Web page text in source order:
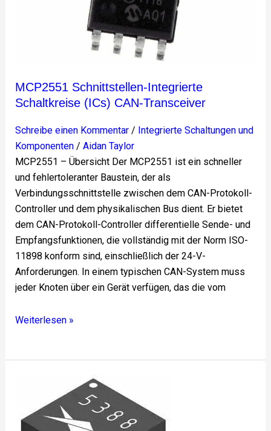
MCP2551 Schnittstellen-Integrierte
Schaltkreise (ICs) CAN-Transceiver
Schreibe einen Kommentar / Integrierte Schaltungen und
Komponenten/ Aidan Taylor
MCP2551 – Übersicht Der MCP2551 ist ein schneller
und fehlertoleranter Baustein, der als
Verbindungsschnittstelle zwischen dem CAN-Protokoll-
Controller und dem physikalischen Bus dient. Er bietet
dem CAN-Protokoll-Controller differentielle Sende- und
Empfangsfunktionen, die vollständig mit der Norm ISO-
11898 konform sind, einschließlich der 24-V-
Anforderungen. In einem typischen CAN-System muss
jeder Knoten über ein Gerät verfügen, das die vom
Weiterlesen »
des
Schaltreglers